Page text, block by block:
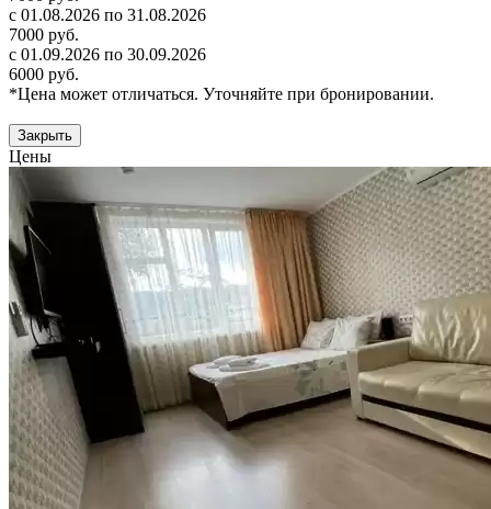
с 01.08.2026 по 31.08.2026
7000 руб.
с 01.09.2026 по 30.09.2026
6000 руб.
*Цена может отличаться. Уточняйте при бронировании.
Закрыть
Цены